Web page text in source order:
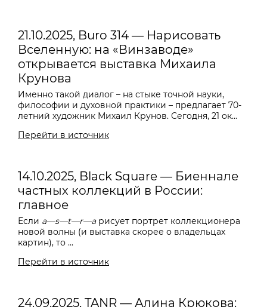
21.10.2025, Buro 314 — Нарисовать
Вселенную: на «Винзаводе»
открывается выставка Михаила
Крунова
Именно такой диалог – на стыке точной науки,
философии и духовной практики – предлагает 70-
летний художник Михаил Крунов. Сегодня, 21 ок...
Перейти в источник
14.10.2025, Black Square — Биеннале
частных коллекций в России:
главное
Если a—s—t—r—aрисует портрет коллекционера
новой волны (и выставка скорее о владельцах
картин), то ...
Перейти в источник
24.09.2025, TANR — Алина Крюкова: